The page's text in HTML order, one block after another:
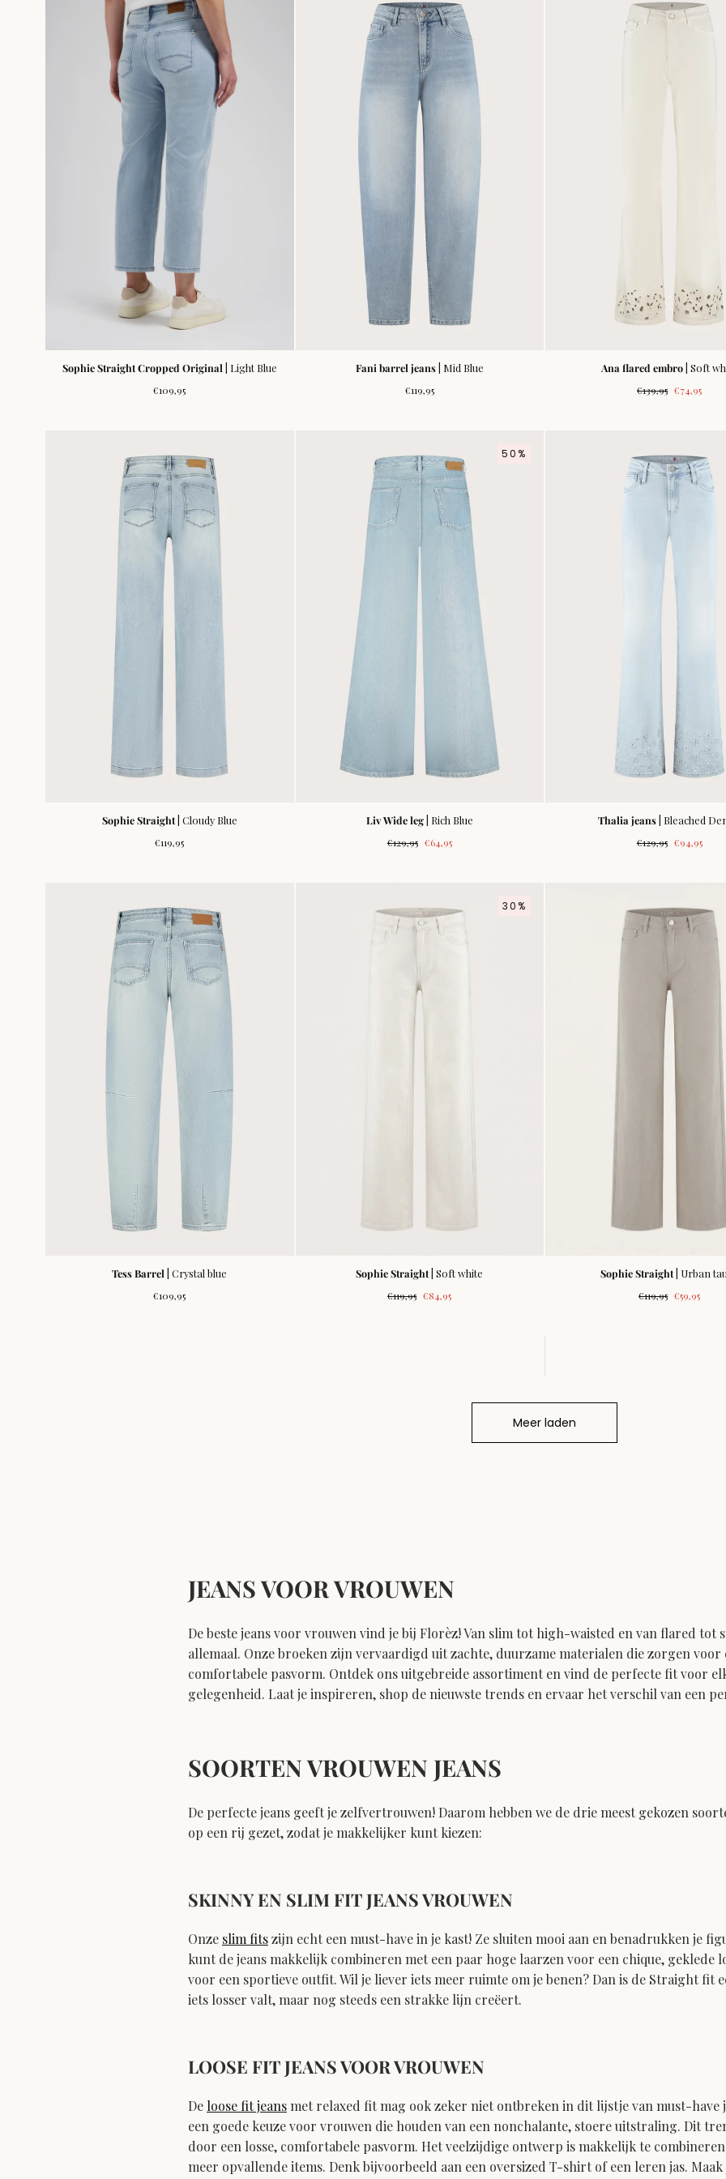
Sophie Straight Cropped Original | Light Blue
Normale
€109,95
Fani barrel jeans | Mid Blue
Normale
€119,95
Ana flared embro | Soft
Normale
€139,95 €74,95
Sophie Straight | Cloudy Blue
Normale
€119,95
50%
Liv Wide leg | Rich Blue
Normale
€129,95 Verkoopprijs
€64,95
Thalia jeans | Bleached
Normale
€129,95 €94,95
Tess Barrel | Crystal blue
Normale
€109,95
30%
Sophie Straight | Soft white
Normale
€119,95 Verkoopprijs
€84,95
Sophie Straight | Urban
Normale
€119,95 €59,95
Meer laden
JEANS VOOR VROUWEN
De beste jeans voor vrouwen vind je bij Florèz! Van slim tot high-waisted en van flared tot
allemaal. Onze broeken zijn vervaardigd uit zachte, duurzame materialen die zorgen
comfortabele pasvorm. Ontdek ons uitgebreide assortiment en vind de perfecte fit voor
gelegenheid. Laat je inspireren, shop de nieuwste trends en ervaar het verschil van een
SOORTEN VROUWEN JEANS
De perfecte jeans geeft je zelfvertrouwen! Daarom hebben we de drie meest gekozen
op een rij gezet, zodat je makkelijker kunt kiezen:
SKINNY EN SLIM FIT JEANS VROUWEN
Onze slim fitszijn echt een must-have in je kast! Ze sluiten mooi aan en benadrukken je
kunt de jeans makkelijk combineren met een paar hoge laarzen voor een chique, geklede
voor een sportieve outfit. Wil je liever iets meer ruimte om je benen? Dan is de Straight fit
iets losser valt, maar nog steeds een strakke lijn creëert.
LOOSE FIT JEANS VOOR VROUWEN
De loose fit jeansmet relaxed fit mag ook zeker niet ontbreken in dit lijstje van must-have
een goede keuze voor vrouwen die houden van een nonchalante, stoere uitstraling. Dit
door een losse, comfortabele pasvorm. Het veelzijdige ontwerp is makkelijk te
meer opvallende items. Denk bijvoorbeeld aan een oversized T-shirt of een leren jas.